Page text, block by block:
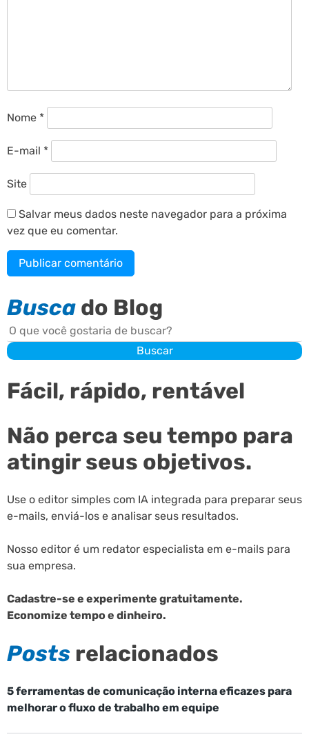
Nome *
E-mail *
Site
Salvar meus dados neste navegador para a próxima
vez que eu comentar.
Busca do Blog
Buscar
Buscar
Fácil, rápido, rentável
Não perca seu tempo para
atingir seus objetivos.
Use o editor simples com IA integrada para preparar seus
e-mails, enviá-los e analisar seus resultados.
Nosso editor é um redator especialista em e-mails para
sua empresa.
Cadastre-se e experimente gratuitamente.
Economize tempo e dinheiro.
Posts relacionados
5 ferramentas de comunicação interna eficazes para
melhorar o fluxo de trabalho em equipe